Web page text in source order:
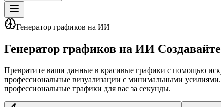
Генератор графиков на ИИ
Генератор графиков на ИИ
Превратите ваши данные в красивые графики с помощью
профессиональные визуализации с минимальными
профессиональные графики для вас за секунды.